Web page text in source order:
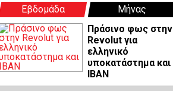
Εβδομάδα
Μήνας
Πράσινο φως στην
Revolut για
ελληνικό
υποκατάστημα και
IBAN